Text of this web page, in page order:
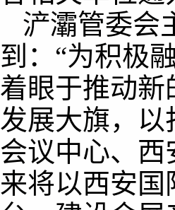
浐灞管委会
到：“为积极
着眼于推动
发展大旗，
会议中心、
来将以西安